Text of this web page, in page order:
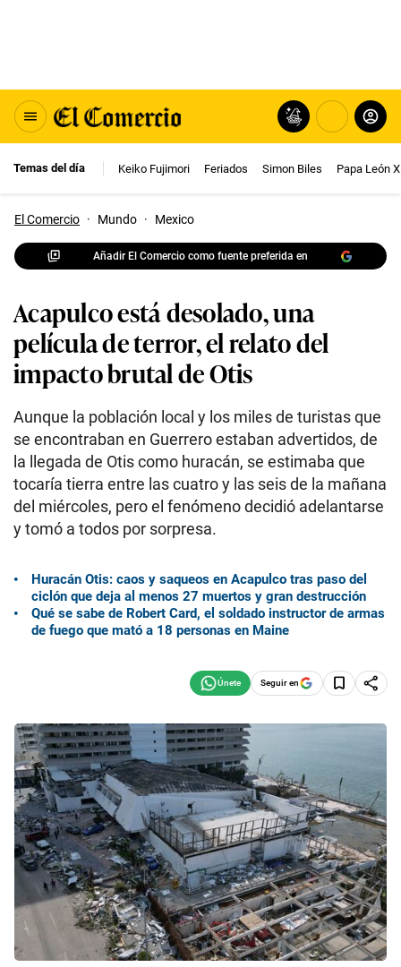
Temas del día Keiko Fujimori Feriados Simon Biles Papa León
El Comercio · Mundo · Mexico
Añadir El Comercio como fuente preferida en
Acapulco está desolado, una
película de terror, el relato del
impacto brutal de Otis
Aunque la población local y los miles de turistas que
se encontraban en Guerrero estaban advertidos, de
la llegada de Otis como huracán, se estimaba que
tocaría tierra entre las cuatro y las seis de la mañana
del miércoles, pero el fenómeno decidió adelantarse
y tomó a todos por sorpresa.
Huracán Otis: caos y saqueos en Acapulco tras paso del
ciclón que deja al menos 27 muertos y gran destrucción
Qué se sabe de Robert Card, el soldado instructor de armas
de fuego que mató a 18 personas en Maine
Seguir en